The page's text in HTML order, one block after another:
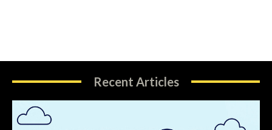
Recent Articles